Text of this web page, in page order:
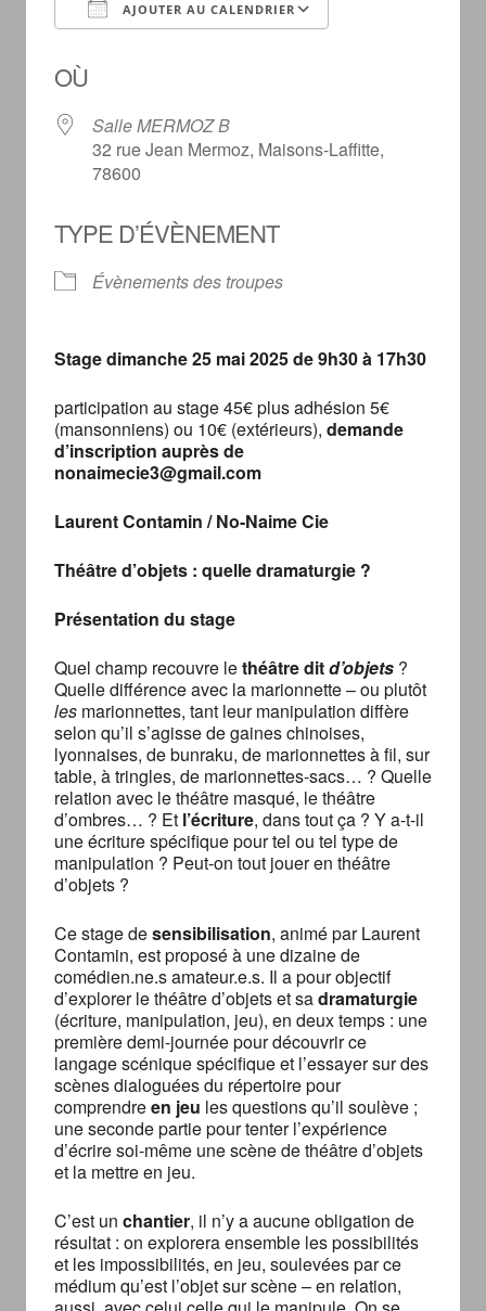
AJOUTER AU CALENDRIER
OÙ
Salle MERMOZ B
32 rue Jean Mermoz, Maisons-Laffitte,
78600
TYPE D’ÉVÈNEMENT
Évènements des troupes
Stage dimanche 25 mai 2025 de 9h30 à 17h30
participation au stage 45€ plus adhésion 5€
(mansonniens) ou 10€ (extérieurs), demande
d’inscription auprès de
nonaimecie3@gmail.com
Laurent Contamin / No-Naime Cie
Théâtre d’objets : quelle dramaturgie ?
Présentation du stage
Quel champ recouvre lethéâtre ditd’objets ?
Quelle différence avec la marionnette – ou plutôt
lesmarionnettes, tant leur manipulation diffère
selon qu’il s’agisse de gaines chinoises,
lyonnaises, de bunraku, de marionnettes à fil, sur
table, à tringles, de marionnettes-sacs… ? Quelle
relation avec le théâtre masqué, le théâtre
d’ombres… ? Et l’écriture, dans tout ça ? Y a-t-il
une écriture spécifique pour tel ou tel type de
manipulation ? Peut-on tout jouer en théâtre
d’objets ?
Ce stage desensibilisation, animé par Laurent
Contamin, est proposé à une dizaine de
comédien.ne.s amateur.e.s. Il a pour objectif
d’explorer le théâtre d’objets et sadramaturgie
(écriture, manipulation, jeu), en deux temps : une
première demi-journée pour découvrir ce
langage scénique spécifique et l’essayer sur des
scènes dialoguées du répertoire pour
comprendreen jeu les questions qu’il soulève ;
une seconde partie pour tenter l’expérience
d’écrire soi-même une scène de théâtre d’objets
et la mettre en jeu.
C’est un chantier, il n’y a aucune obligation de
résultat : on explorera ensemble les possibilités
et les impossibilités, en jeu, soulevées par ce
médium qu’est l’objet sur scène – en relation,